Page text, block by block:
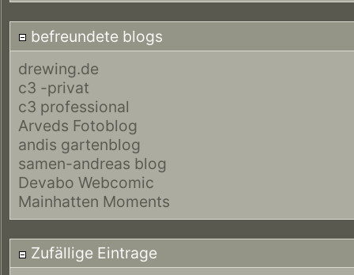
befreundete blogs
drewing.de
c3 -privat
c3 professional
Arveds Fotoblog
andis gartenblog
samen-andreas blog
Devabo Webcomic
Mainhatten Moments
Zufällige Eintrage